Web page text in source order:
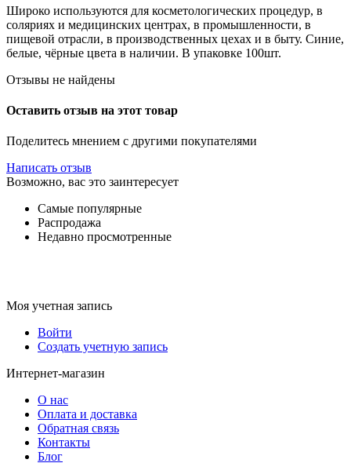
Широко используются для косметологических процедур, в
соляриях и медицинских центрах, в промышленности, в
пищевой отрасли, в производственных цехах и в быту. Синие,
белые, чёрные цвета в наличии. В упаковке 100шт.
Отзывы не найдены
Оставить отзыв на этот товар
Поделитесь мнением с другими покупателями
Написать отзыв
Возможно, вас это заинтересует
Самые популярные
Распродажа
Недавно просмотренные
Моя учетная запись
Войти
Создать учетную запись
Интернет-магазин
О нас
Оплата и доставка
Обратная связь
Контакты
Блог